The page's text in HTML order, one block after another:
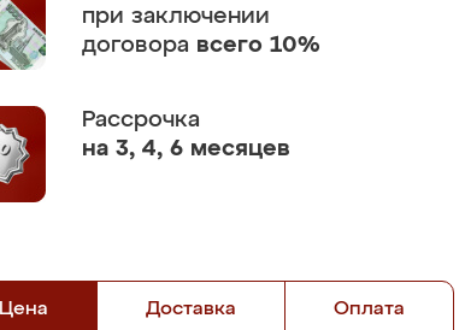
при заключении
договора всего 10%
Рассрочка
на 3, 4, 6 месяцев
Цена Доставка Оплата